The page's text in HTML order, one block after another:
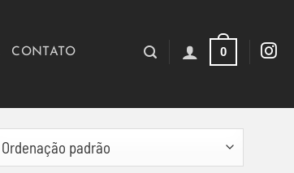
CONTATO 0